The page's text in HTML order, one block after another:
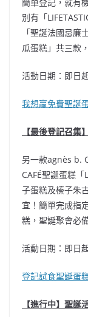
別有「
「聖誕法國忌
瓜蛋糕」共三款
活動日期：即日
我想贏免費聖誕
【最後登記召
另一款agnès b.
CAFÉ聖誕蛋糕
子蛋糕及榛子朱
宜！簡單完成指
糕，聖誕聚會必
活動日期：即日
登記試食聖誕蛋
【進行中】聖